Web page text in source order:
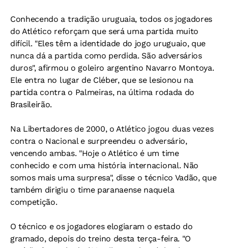
Conhecendo a tradição uruguaia, todos os jogadores
do Atlético reforçam que será uma partida muito
difícil. "Eles têm a identidade do jogo uruguaio, que
nunca dá a partida como perdida. São adversários
duros", afirmou o goleiro argentino Navarro Montoya.
Ele entra no lugar de Cléber, que se lesionou na
partida contra o Palmeiras, na última rodada do
Brasileirão.
Na Libertadores de 2000, o Atlético jogou duas vezes
contra o Nacional e surpreendeu o adversário,
vencendo ambas. "Hoje o Atlético é um time
conhecido e com uma história internacional. Não
somos mais uma surpresa", disse o técnico Vadão, que
também dirigiu o time paranaense naquela
competição.
O técnico e os jogadores elogiaram o estado do
gramado, depois do treino desta terça-feira. "O